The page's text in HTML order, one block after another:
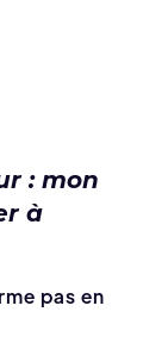
: mon
à
pas en